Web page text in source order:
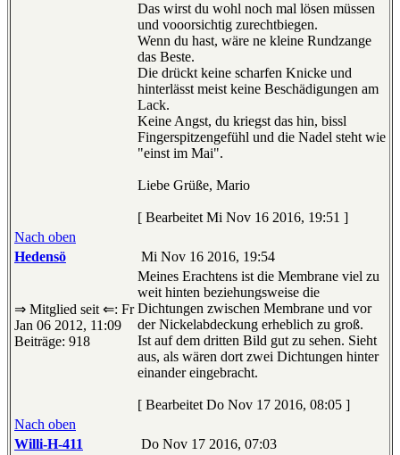
Das wirst du wohl noch mal lösen müssen
und vooorsichtig zurechtbiegen.
Wenn du hast, wäre ne kleine Rundzange
das Beste.
Die drückt keine scharfen Knicke und
hinterlässt meist keine Beschädigungen am
Lack.
Keine Angst, du kriegst das hin, bissl
Fingerspitzengefühl und die Nadel steht wie
"einst im Mai".
Liebe Grüße, Mario
[ Bearbeitet Mi Nov 16 2016, 19:51 ]
Nach oben
Hedensö
Mi Nov 16 2016, 19:54
⇒ Mitglied seit ⇐: Fr
Jan 06 2012, 11:09
Beiträge: 918
Meines Erachtens ist die Membrane viel zu
weit hinten beziehungsweise die
Dichtungen zwischen Membrane und vor
der Nickelabdeckung erheblich zu groß.
Ist auf dem dritten Bild gut zu sehen. Sieht
aus, als wären dort zwei Dichtungen hinter
einander eingebracht.
[ Bearbeitet Do Nov 17 2016, 08:05 ]
Nach oben
Willi-H-411
Do Nov 17 2016, 07:03